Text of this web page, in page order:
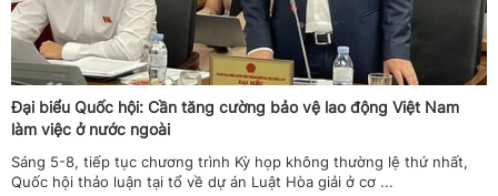
Đại biểu Quốc hội: Cần tăng cường bảo vệ lao động Việt Nam
làm việc ở nước ngoài
Sáng 5-8, tiếp tục chương trình Kỳ họp không thường lệ thứ nhất,
Quốc hội thảo luận tại tổ về dự án Luật Hòa giải ở cơ ...